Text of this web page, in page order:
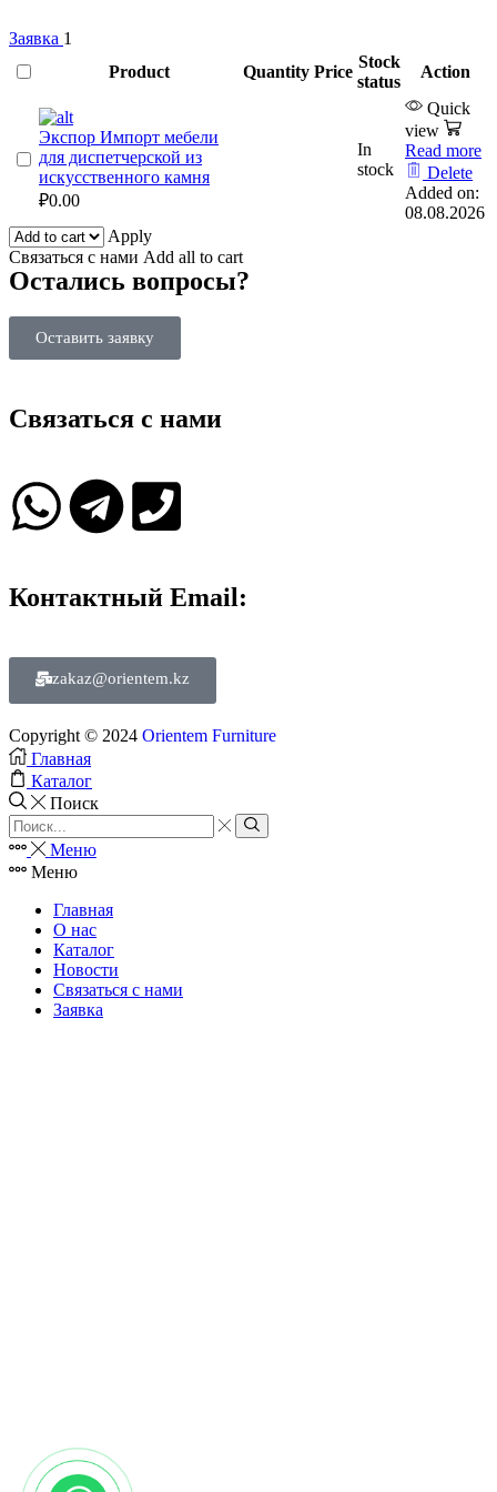
Заявка 1
Product
Quantity Price
Stock
status
Action
Экспор Импорт мебели
для диспетчерской из
искусственного камня
₽0.00
In
stock
Quick
view
Read more
Delete
Added on:
08.08.2026
Apply
Связаться с нами Add all to cart
Остались вопросы?
Оставить заявку
Связаться с нами
Контактный Email:
zakaz@orientem.kz
Copyright © 2024 Orientem Furniture
Главная
Каталог
Поиск
Меню
Меню
Главная
О нас
Каталог
Новости
Связаться с нами
Заявка